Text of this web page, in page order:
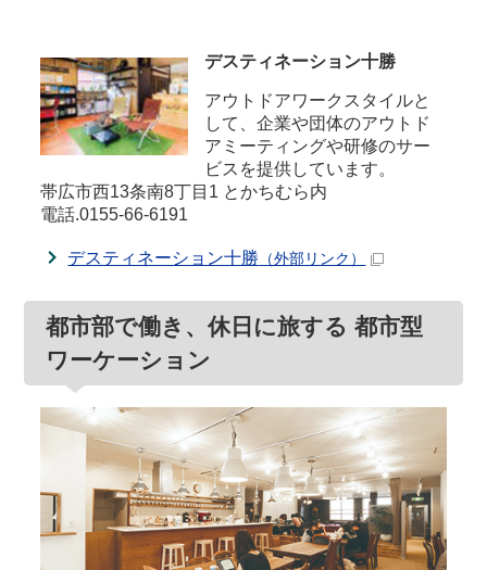
デスティネーション十勝
アウトドアワークスタイルと
して、企業や団体のアウトド
アミーティングや研修のサー
ビスを提供しています。
帯広市西13条南8丁目1 とかちむら内
電話.0155-66-6191
デスティネーション十勝 （外部リンク）
都市部で働き、休日に旅する 都市型
ワーケーション